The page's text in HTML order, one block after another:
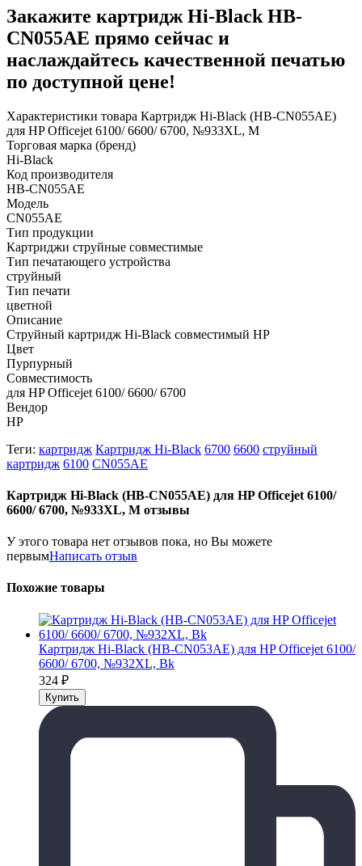
Закажите картридж Hi-Black HB-
CN055AE прямо сейчас и
наслаждайтесь качественной печатью
по доступной цене!
Характеристики товара Картридж Hi-Black (HB-CN055AE)
для HP Officejet 6100/ 6600/ 6700, №933XL, M
Торговая марка (бренд)
Hi-Black
Код производителя
HB-CN055AE
Модель
CN055AE
Тип продукции
Картриджи струйные совместимые
Тип печатающего устройства
струйный
Тип печати
цветной
Описание
Струйный картридж Hi-Black совместимый HP
Цвет
Пурпурный
Совместимость
для HP Officejet 6100/ 6600/ 6700
Вендор
HP
Теги: картридж Картридж Hi-Black 6700 6600 струйный
картридж 6100 CN055AE
Картридж Hi-Black (HB-CN055AE) для HP Officejet 6100/
6600/ 6700, №933XL, M отзывы
У этого товара нет отзывов пока, но Вы можете
первымНаписать отзыв
Похожие товары
Картридж Hi-Black (HB-CN053AE) для HP Officejet 6100/
6600/ 6700, №932XL, Bk
324 ₽